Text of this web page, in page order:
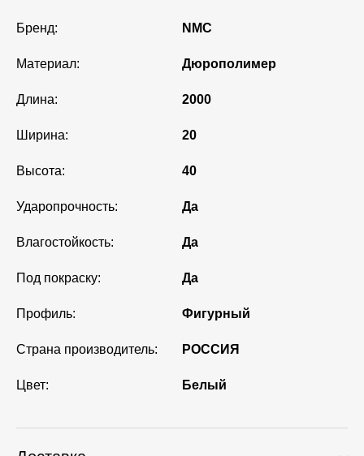
Бренд: NMC
Материал: Дюрополимер
Длина: 2000
Ширина: 20
Высота: 40
Ударопрочность: Да
Влагостойкость: Да
Под покраску: Да
Профиль: Фигурный
Страна производитель: РОССИЯ
Цвет: Белый